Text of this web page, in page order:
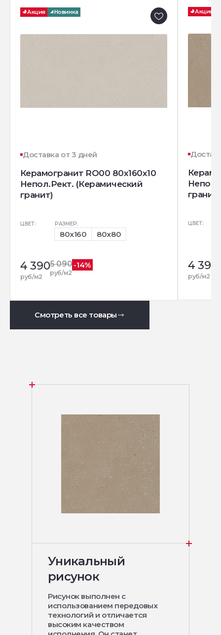
Акция Новинка
Доставка от 3 дней
Керамогранит RO00 80x160x10
Непол.Рект. (Керамический
гранит)
ЦВЕТ: РАЗМЕР:
80x160 80x80
4 390
руб/м2
5 090
руб/м2
-14%
Акция
гранит)
ЦВЕТ:
4 390
руб/м2
Смотреть все товары
Уникальный
рисунок
Рисунок выполнен с
использованием передовых
технологий и отличается
высоким качеством